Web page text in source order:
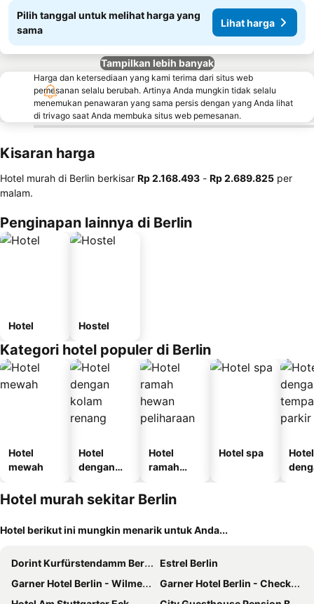
Pilih tanggal untuk melihat harga yang
sama
Lihat harga
Tampilkan lebih banyak
Harga dan ketersediaan yang kami terima dari situs web
pemesanan selalu berubah. Artinya Anda mungkin tidak selalu
menemukan penawaran yang sama persis dengan yang Anda lihat
di trivago saat Anda membuka situs web pemesanan.
Kisaran harga
Hotel murah di Berlin berkisar ‎Rp 2.168.493 - ‎Rp 2.689.825 per
malam.
Penginapan lainnya di Berlin
Hotel Hostel
Kategori hotel populer di Berlin
Hotel
mewah
Hotel
dengan
renang
Hotel
ramah
peliharaan
Hotel spa
Hotel
Hotel murah sekitar Berlin
Hotel berikut ini mungkin menarik untuk Anda...
Dorint Kurfürstendamm Berlin
Estrel Berlin
Garner Hotel Berlin - Wilmersdorf By Ihg
Garner Hotel Berlin - Checkpoint Charlie By Ihg